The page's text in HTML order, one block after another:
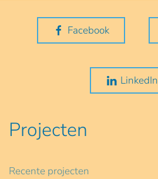
Facebook
LinkedIn
Projecten
Recente projecten